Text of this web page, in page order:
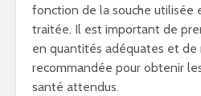
fonction de la souche utilisée
traitée. Il est important de
en quantités adéquates et de
recommandée pour obtenir
santé attendus.